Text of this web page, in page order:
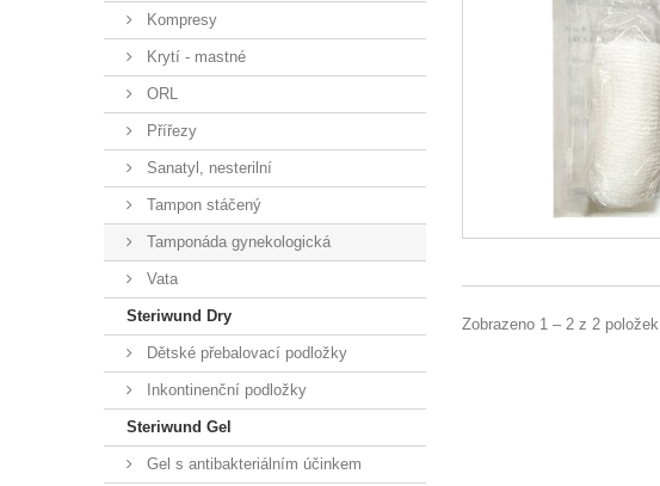
Kompresy
Krytí - mastné
ORL
Přířezy
Sanatyl, nesterilní
Tampon stáčený
Tamponáda gynekologická
Vata
Steriwund Dry
Dětské přebalovací podložky
Inkontinenční podložky
Steriwund Gel
Gel s antibakteriálním účinkem
Zobrazeno 1 – 2 z 2 položek